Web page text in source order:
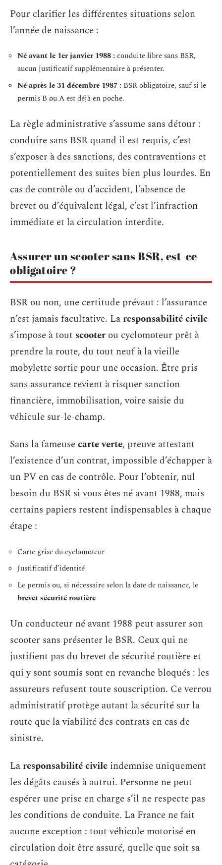
Pour clarifier les différentes situations selon
l’année de naissance :
Né avant le 1er janvier 1988 : conduite libre sans BSR,
aucun justificatif supplémentaire à présenter.
Né après le 31 décembre 1987 : BSR obligatoire, sauf si le
permis B ou A est déjà en poche.
La règle administrative s’assume sans détour :
conduire sans BSR quand il est requis, c’est
s’exposer à des sanctions, des contraventions et
potentiellement des suites bien plus lourdes. En
cas de contrôle ou d’accident, l’absence de
brevet ou d’équivalent légal, c’est l’infraction
immédiate et la circulation interdite.
Assurer un scooter sans BSR, est-ce
obligatoire ?
BSR ou non, une certitude prévaut : l’assurance
n’est jamais facultative. Laresponsabilité civile
s’impose à tout scooter ou cyclomoteur prêt à
prendre la route, du tout neuf à la vieille
mobylette sortie pour une occasion. Être pris
sans assurance revient à risquer sanction
financière, immobilisation, voire saisie du
véhicule sur-le-champ.
Sans la fameusecarte verte, preuve attestant
l’existence d’un contrat, impossible d’échapper à
un PV en cas de contrôle. Pour l’obtenir, nul
besoin du BSR si vous êtes né avant 1988, mais
certains papiers restent indispensables à chaque
étape :
Carte grise du cyclomoteur
Justificatif d’identité
Le permis ou, si nécessaire selon la date de naissance, le
brevet sécurité routière
Un conducteur né avant 1988 peut assurer son
scooter sans présenter le BSR. Ceux qui ne
justifient pas du brevet de sécurité routière et
qui y sont soumis sont en revanche bloqués : les
assureurs refusent toute souscription. Ce verrou
administratif protège autant la sécurité sur la
route que la viabilité des contrats en cas de
sinistre.
Laresponsabilité civile indemnise uniquement
les dégâts causés à autrui. Personne ne peut
espérer une prise en charge s’il ne respecte pas
les conditions de conduite. La France ne fait
aucune exception : tout véhicule motorisé en
circulation doit être assuré, quelle que soit sa